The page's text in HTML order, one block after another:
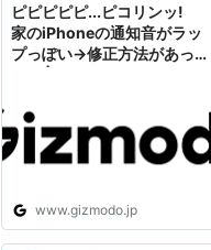
ピピピピピ...ピコリンッ!
家のiPhoneの通知音がラッ
プっぽい→修正方法があっ
www.gizmodo.jp